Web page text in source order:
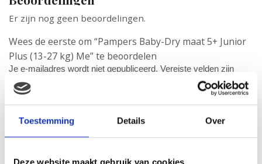
Toestemming Details Over
Deze website maakt gebruik van cookies
Er zijn nog geen beoordelingen.
Wees de eerste om “Pampers Baby-Dry maat 5+ Junior
Plus (13-27 kg) Me” te beoordelen
Je e-mailadres wordt niet gepubliceerd. Vereiste velden zijn
Je waardering